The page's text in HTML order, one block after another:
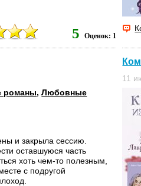
5 Оценок: 1
романы,Любовные
и закрыла сессию.
оставшуюся часть
хоть чем-то полезным,
с подругой
11